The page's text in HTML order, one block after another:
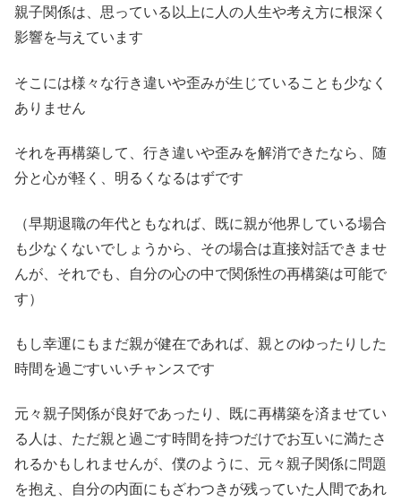
親子関係は、思っている以上に人の人生や考え方に根深く
影響を与えています
そこには様々な行き違いや歪みが生じていることも少なく
ありません
それを再構築して、行き違いや歪みを解消できたなら、随
分と心が軽く、明るくなるはずです
（早期退職の年代ともなれば、既に親が他界している場合
も少なくないでしょうから、その場合は直接対話できませ
んが、それでも、自分の心の中で関係性の再構築は可能で
す）
もし幸運にもまだ親が健在であれば、親とのゆったりした
時間を過ごすいいチャンスです
元々親子関係が良好であったり、既に再構築を済ませてい
る人は、ただ親と過ごす時間を持つだけでお互いに満たさ
れるかもしれませんが、僕のように、元々親子関係に問題
を抱え、自分の内面にもざわつきが残っていた人間であれ